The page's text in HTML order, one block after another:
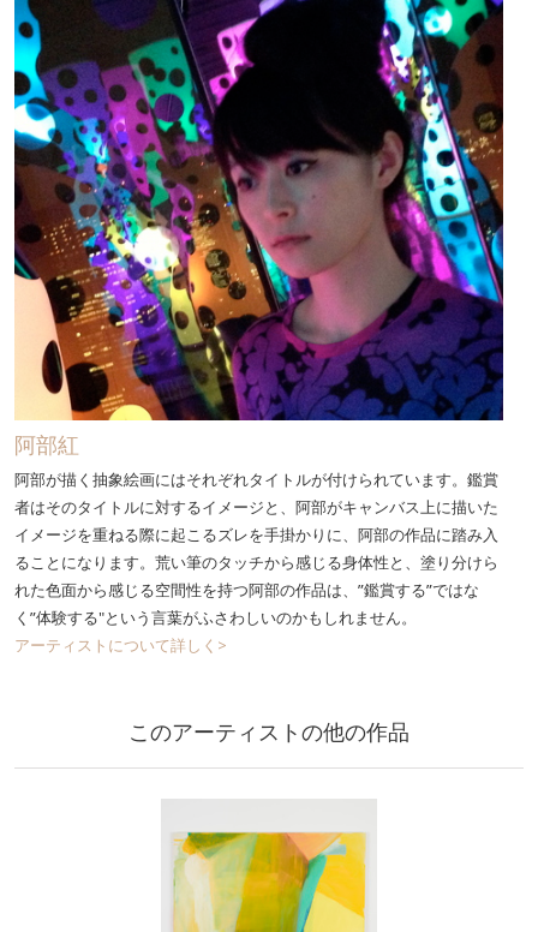
阿部紅
阿部が描く抽象絵画にはそれぞれタイトルが付けられています。鑑賞
者はそのタイトルに対するイメージと、阿部がキャンバス上に描いた
イメージを重ねる際に起こるズレを手掛かりに、阿部の作品に踏み入
ることになります。荒い筆のタッチから感じる身体性と、塗り分けら
れた色面から感じる空間性を持つ阿部の作品は、”鑑賞する”ではな
く”体験する"という言葉がふさわしいのかもしれません。
アーティストについて詳しく>
このアーティストの他の作品